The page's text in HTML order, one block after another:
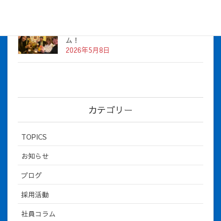
ム！
2026年5月8日
カテゴリー
TOPICS
お知らせ
ブログ
採用活動
社員コラム